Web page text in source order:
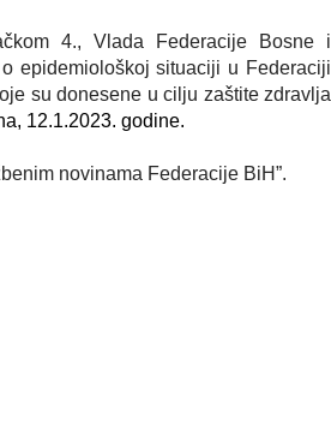
4., Vlada Federacije Bosne i
epidemiološkoj situaciji u Federaciji
su donesene u cilju zaštite zdravlja
12.1.2023. godine.
novinama Federacije BiH”.